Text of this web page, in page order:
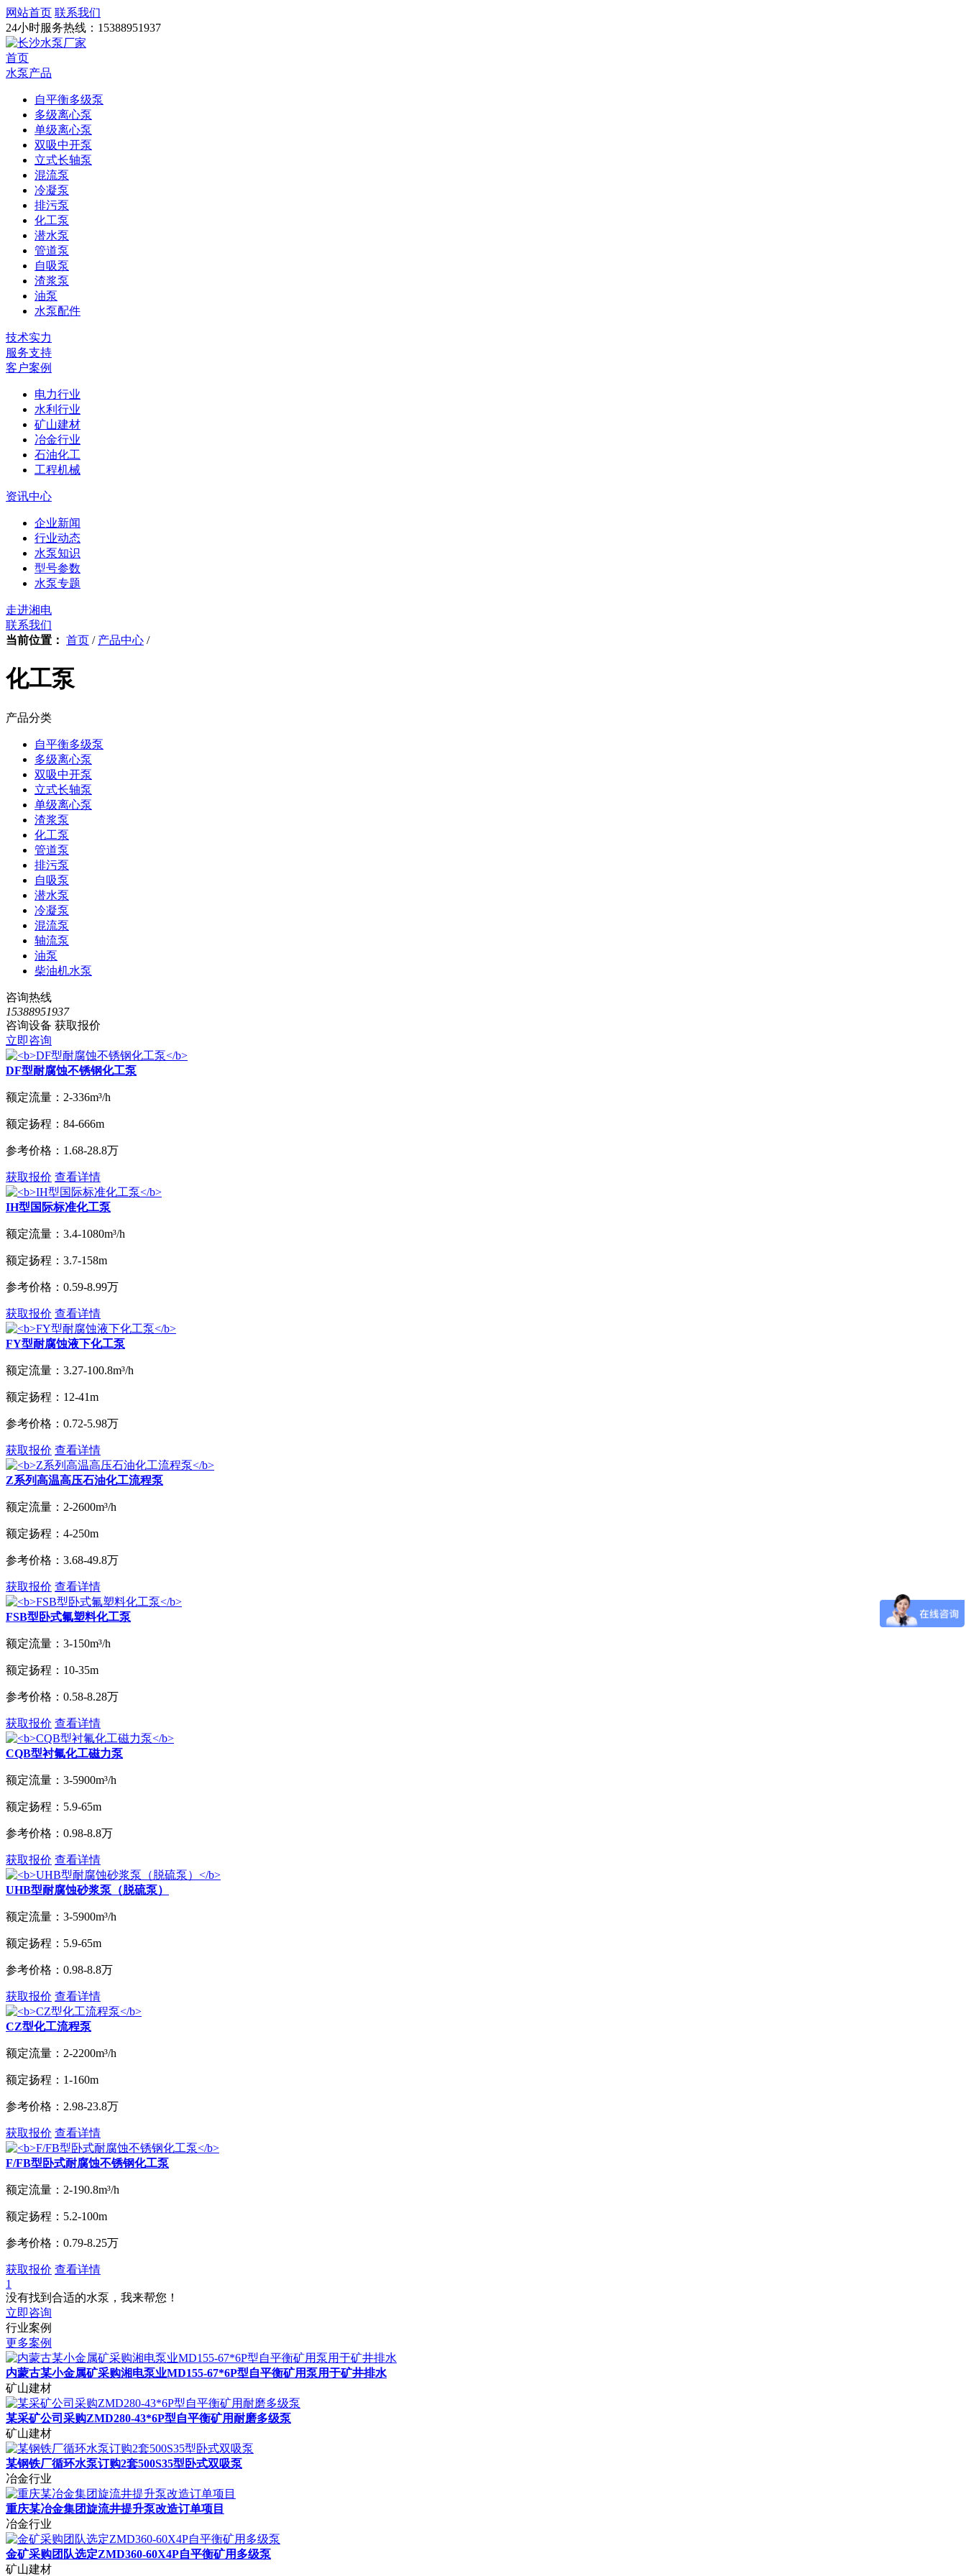
网站首页 联系我们
24小时服务热线： 15388951937
首页
水泵产品
自平衡多级泵
多级离心泵
单级离心泵
双吸中开泵
立式长轴泵
混流泵
冷凝泵
排污泵
化工泵
潜水泵
管道泵
自吸泵
渣浆泵
油泵
水泵配件
技术实力
服务支持
客户案例
电力行业
水利行业
矿山建材
冶金行业
石油化工
工程机械
资讯中心
企业新闻
行业动态
水泵知识
型号参数
水泵专题
走进湘电
联系我们
当前位置： 首页 / 产品中心 /
化工泵
产品分类
自平衡多级泵
多级离心泵
双吸中开泵
立式长轴泵
单级离心泵
渣浆泵
化工泵
管道泵
排污泵
自吸泵
潜水泵
冷凝泵
混流泵
轴流泵
油泵
柴油机水泵
咨询热线
15388951937
咨询设备 获取报价
立即咨询
DF型耐腐蚀不锈钢化工泵
额定流量： 2-336m³/h
额定扬程： 84-666m
参考价格： 1.68-28.8万
获取报价 查看详情
IH型国际标准化工泵
额定流量： 3.4-1080m³/h
额定扬程： 3.7-158m
参考价格： 0.59-8.99万
获取报价 查看详情
FY型耐腐蚀液下化工泵
额定流量： 3.27-100.8m³/h
额定扬程： 12-41m
参考价格： 0.72-5.98万
获取报价 查看详情
Z系列高温高压石油化工流程泵
额定流量： 2-2600m³/h
额定扬程： 4-250m
参考价格： 3.68-49.8万
获取报价 查看详情
FSB型卧式氟塑料化工泵
额定流量： 3-150m³/h
额定扬程： 10-35m
参考价格： 0.58-8.28万
获取报价 查看详情
CQB型衬氟化工磁力泵
额定流量： 3-5900m³/h
额定扬程： 5.9-65m
参考价格： 0.98-8.8万
获取报价 查看详情
UHB型耐腐蚀砂浆泵（脱硫泵）
额定流量： 3-5900m³/h
额定扬程： 5.9-65m
参考价格： 0.98-8.8万
获取报价 查看详情
CZ型化工流程泵
额定流量： 2-2200m³/h
额定扬程： 1-160m
参考价格： 2.98-23.8万
获取报价 查看详情
F/FB型卧式耐腐蚀不锈钢化工泵
额定流量： 2-190.8m³/h
额定扬程： 5.2-100m
参考价格： 0.79-8.25万
获取报价 查看详情
1
没有找到合适的水泵，我来帮您！
立即咨询
行业案例
更多案例
内蒙古某小金属矿采购湘电泵业MD155‑67*6P型自平衡矿用泵用于矿井排水
矿山建材
某采矿公司采购ZMD280-43*6P型自平衡矿用耐磨多级泵
矿山建材
某钢铁厂循环水泵订购2套500S35型卧式双吸泵
冶金行业
重庆某冶金集团旋流井提升泵改造订单项目
冶金行业
金矿采购团队选定ZMD360-60X4P自平衡矿用多级泵
矿山建材